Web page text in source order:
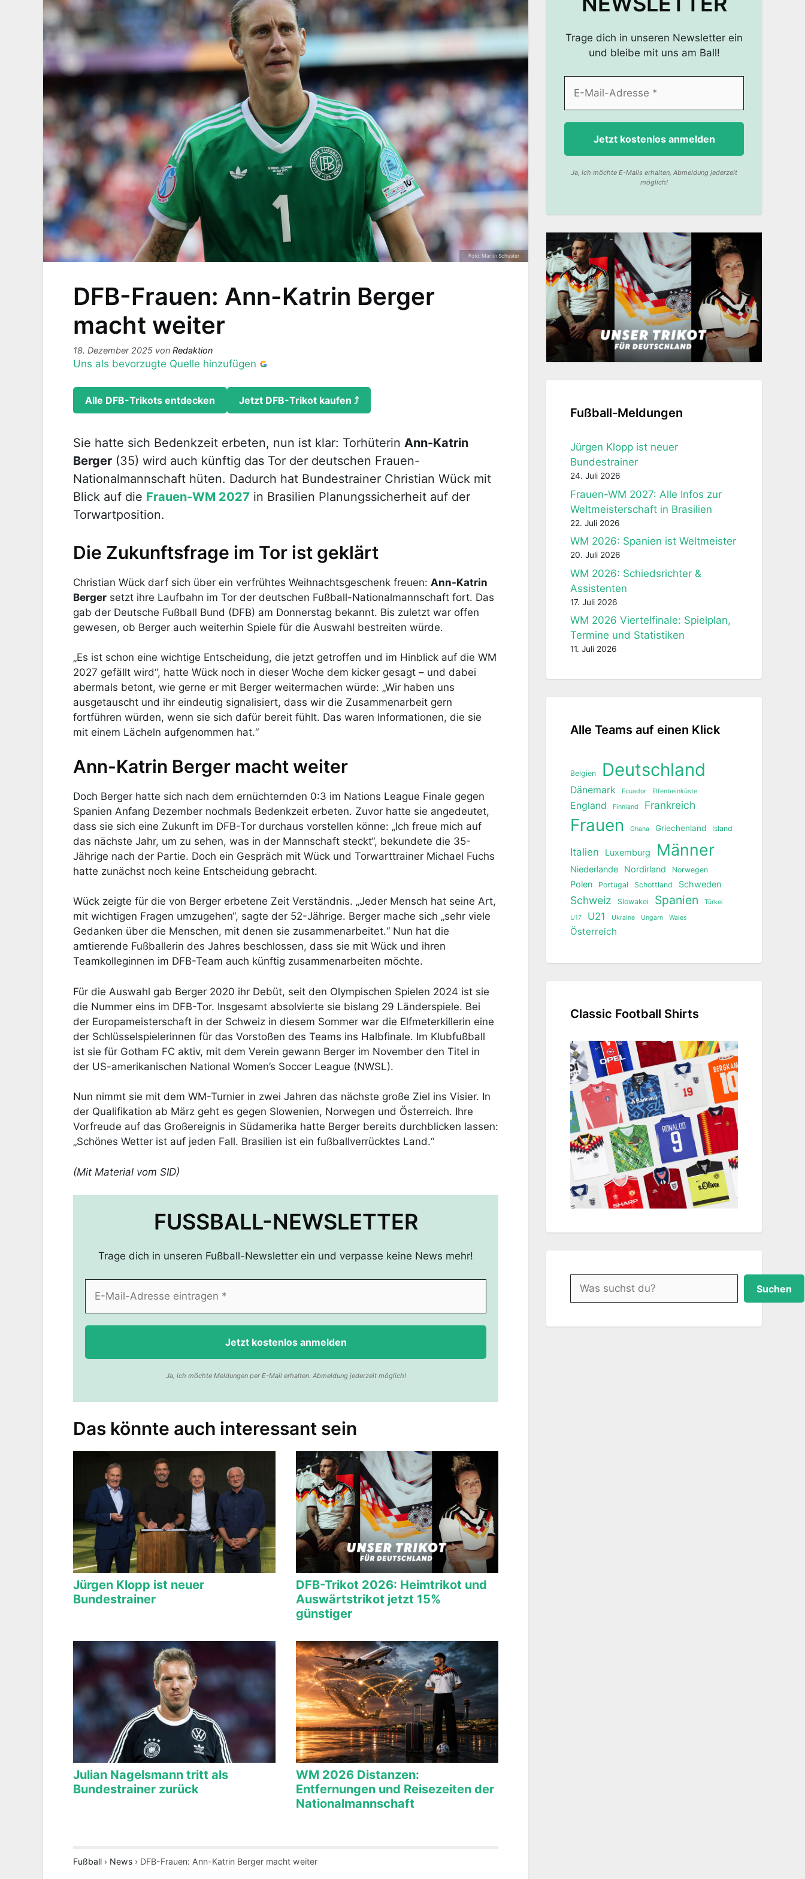
Foto: Martin Schuster
DFB-Frauen: Ann-Katrin Berger
macht weiter
18. Dezember 2025 von Redaktion
Uns als bevorzugte Quelle hinzufügen
Alle DFB-Trikots entdecken Jetzt DFB-Trikot kaufen ⤴
Sie hatte sich Bedenkzeit erbeten, nun ist klar: Torhüterin Ann-Katrin
Berger (35) wird auch künftig das Tor der deutschen Frauen-
Nationalmannschaft hüten. Dadurch hat Bundestrainer Christian Wück mit
Blick auf die Frauen-WM 2027 in Brasilien Planungssicherheit auf der
Torwartposition.
Die Zukunftsfrage im Tor ist geklärt
Christian Wück darf sich über ein verfrühtes Weihnachtsgeschenk freuen: Ann-Katrin
Berger setzt ihre Laufbahn im Tor der deutschen Fußball-Nationalmannschaft fort. Das
gab der Deutsche Fußball Bund (DFB) am Donnerstag bekannt. Bis zuletzt war offen
gewesen, ob Berger auch weiterhin Spiele für die Auswahl bestreiten würde.
„Es ist schon eine wichtige Entscheidung, die jetzt getroffen und im Hinblick auf die WM
2027 gefällt wird“, hatte Wück noch in dieser Woche dem kicker gesagt – und dabei
abermals betont, wie gerne er mit Berger weitermachen würde: „Wir haben uns
ausgetauscht und ihr eindeutig signalisiert, dass wir die Zusammenarbeit gern
fortführen würden, wenn sie sich dafür bereit fühlt. Das waren Informationen, die sie
mit einem Lächeln aufgenommen hat.“
Ann-Katrin Berger macht weiter
Doch Berger hatte sich nach dem ernüchternden 0:3 im Nations League Finale gegen
Spanien Anfang Dezember nochmals Bedenkzeit erbeten. Zuvor hatte sie angedeutet,
dass sie sich eine Zukunft im DFB-Tor durchaus vorstellen könne: „Ich freue mich auf
das nächste Jahr, um zu sehen, was in der Mannschaft steckt“, bekundete die 35-
Jährige nach der Partie. Doch ein Gespräch mit Wück und Torwarttrainer Michael Fuchs
hatte zunächst noch keine Entscheidung gebracht.
Wück zeigte für die von Berger erbetene Zeit Verständnis. „Jeder Mensch hat seine Art,
mit wichtigen Fragen umzugehen“, sagte der 52-Jährige. Berger mache sich „sehr viele
Gedanken über die Menschen, mit denen sie zusammenarbeitet.“ Nun hat die
amtierende Fußballerin des Jahres beschlossen, dass sie mit Wück und ihren
Teamkolleginnen im DFB-Team auch künftig zusammenarbeiten möchte.
Für die Auswahl gab Berger 2020 ihr Debüt, seit den Olympischen Spielen 2024 ist sie
die Nummer eins im DFB-Tor. Insgesamt absolvierte sie bislang 29 Länderspiele. Bei
der Europameisterschaft in der Schweiz in diesem Sommer war die Elfmeterkillerin eine
der Schlüsselspielerinnen für das Vorstoßen des Teams ins Halbfinale. Im Klubfußball
ist sie für Gotham FC aktiv, mit dem Verein gewann Berger im November den Titel in
der US-amerikanischen National Women’s Soccer League (NWSL).
Nun nimmt sie mit dem WM-Turnier in zwei Jahren das nächste große Ziel ins Visier. In
der Qualifikation ab März geht es gegen Slowenien, Norwegen und Österreich. Ihre
Vorfreude auf das Großereignis in Südamerika hatte Berger bereits durchblicken lassen:
„Schönes Wetter ist auf jeden Fall. Brasilien ist ein fußballverrücktes Land.“
(Mit Material vom SID)
FUSSBALL-NEWSLETTER
Trage dich in unseren Fußball-Newsletter ein und verpasse keine News mehr!
Ja, ich möchte Meldungen per E-Mail erhalten. Abmeldung jederzeit möglich!
Das könnte auch interessant sein
Jürgen Klopp ist neuer
Bundestrainer
DFB-Trikot 2026: Heimtrikot und
Auswärtstrikot jetzt 15%
günstiger
Julian Nagelsmann tritt als
Bundestrainer zurück
WM 2026 Distanzen:
Entfernungen und Reisezeiten der
Nationalmannschaft
Fußball › News › DFB-Frauen: Ann-Katrin Berger macht weiter
Trage dich in unseren Newsletter ein
und bleibe mit uns am Ball!
Ja, ich möchte E-Mails erhalten, Abmeldung jederzeit
möglich!
Fußball-Meldungen
Jürgen Klopp ist neuer
Bundestrainer
24. Juli 2026
Frauen-WM 2027: Alle Infos zur
Weltmeisterschaft in Brasilien
22. Juli 2026
WM 2026: Spanien ist Weltmeister
20. Juli 2026
WM 2026: Schiedsrichter &
Assistenten
17. Juli 2026
WM 2026 Viertelfinale: Spielplan,
Termine und Statistiken
11. Juli 2026
Alle Teams auf einen Klick
Belgien Deutschland
Dänemark Ecuador Elfenbeinküste
England Finnland Frankreich
Frauen Ghana Griechenland Island
Italien Luxemburg Männer
Niederlande Nordirland Norwegen
Polen Portugal Schottland Schweden
Schweiz Slowakei Spanien
Türkei
U17
U21 Ukraine Ungarn Wales
Österreich
Classic Football Shirts
Suchen
Suchen